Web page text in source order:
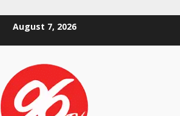
August 7, 2026